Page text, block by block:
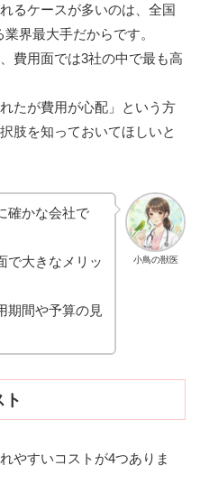
るケースが多いのは、全国
界最大手だからです。
費用面では3社の中で最も高
たが費用が心配」という方
肢を知っておいてほしいと
小鳥の獣医
確かな会社で
で大きなメリッ
期間や予算の見
ト
やすいコストが4つありま